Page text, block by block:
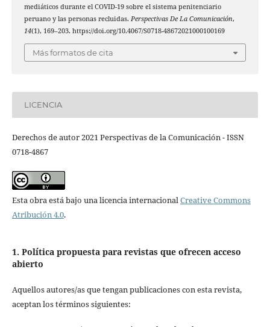
mediáticos durante el COVID-19 sobre el sistema penitenciario
peruano y las personas recluidas. Perspectivas De La Comunicación,
14(1), 169–203. https://doi.org/10.4067/S0718-48672021000100169
Más formatos de cita
LICENCIA
Derechos de autor 2021 Perspectivas de la Comunicación - ISSN
0718-4867
Esta obra está bajo una licencia internacionalCreative Commons
Atribución 4.0.
1. Política propuesta para revistas que ofrecen acceso
abierto
Aquellos autores/as que tengan publicaciones con esta revista,
aceptan los términos siguientes: